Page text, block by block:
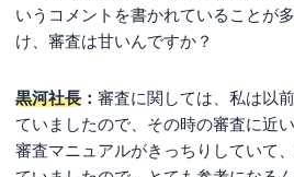
いうコメントを書かれていることが
け、審査は甘いんですか？
黒河社長 ： 審査に関しては、私は以
ていましたので、その時の審査に近
審査マニュアルがきっちりしていて